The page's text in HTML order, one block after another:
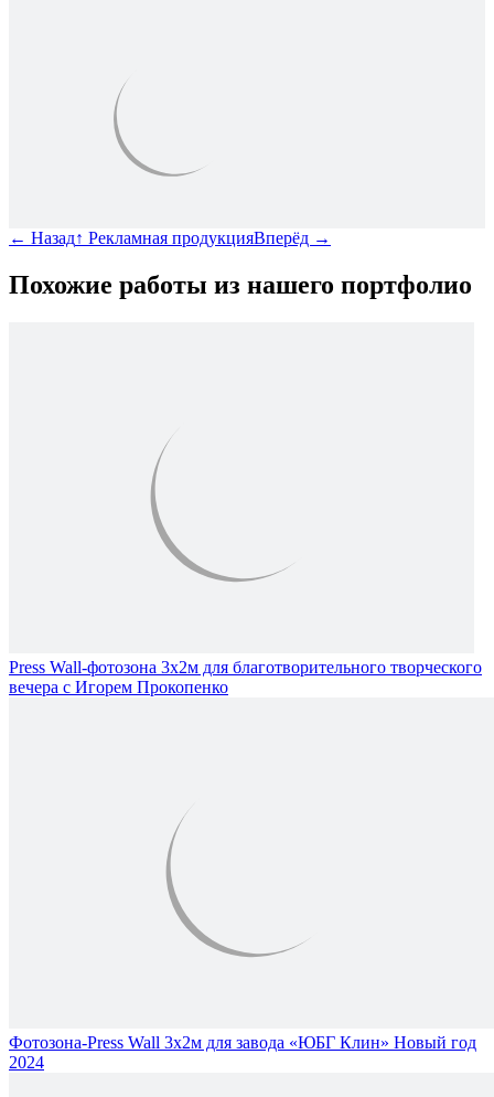
← Назад↑ Рекламная продукцияВперёд →
Похожие работы из нашего портфолио
Press Wall-фотозона 3х2м для благотворительного творческого
вечера с Игорем Прокопенко
Фотозона-Press Wall 3х2м для завода «ЮБГ Клин» Новый год
2024